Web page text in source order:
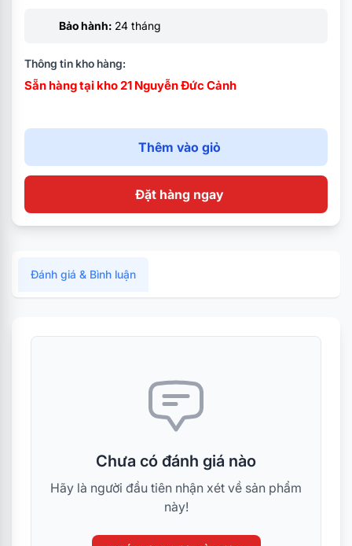
Bảo hành: 24 tháng
Thông tin kho hàng:
Sẵn hàng tại kho 21 Nguyễn Đức Cảnh
Thêm vào giỏ
Đặt hàng ngay
Đánh giá & Bình luận
Chưa có đánh giá nào
Hãy là người đầu tiên nhận xét về sản phẩm
này!